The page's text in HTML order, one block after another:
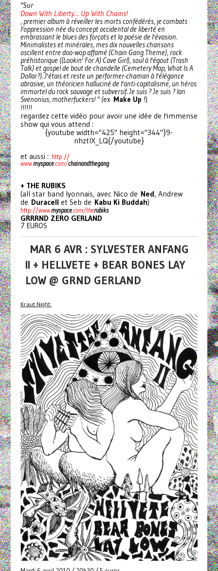
"Sur
Down With Liberty… Up With Chains!
, premier album à réveiller les morts confédérés, je combats
l'oppression née du concept occidental de liberté en
embrassant le blues des forçats et la poésie de l'évasion.
Minimalistes et minérales, mes dix nouvelles chansons
oscillent entre doo-wop affamé (Chain Gang Theme), rock
préhistorique ((Lookin' For A) Cave Girl), soul à l'égout (Trash
Talk) et gospel de bout de chandelle (Cemetery Map, What Is A
Dollar?). J'étais et reste un performer-chaman à l'élégance
abrasive, un théoricien halluciné de l'anti-capitalisme, un héros
immortel du rock sauvage et subversif. Je suis ? Je suis ? Ian
Svenonius, motherfuckers! " (ex Make Up !)
!!!!!!
regardez cette vidéo pour avoir une idée de l'immense
show qui vous attend :
{youtube width="425" height="344"}9-
nhztlX_LQ{/youtube}
et aussi : http://
www.myspace.com/chainandthegang
+ THE RUBIKS
(all star band lyonnais, avec Nico de Ned, Andrew
de Duracell et Seb de Kabu Ki Buddah)
http://www.myspace.com/therubiks
GRRRND ZERO GERLAND
7 EUROS
MAR 6 AVR : SYLVESTER ANFANG
II + HELLVETE + BEAR BONES LAY
LOW @ GRND GERLAND
Kraut Night: